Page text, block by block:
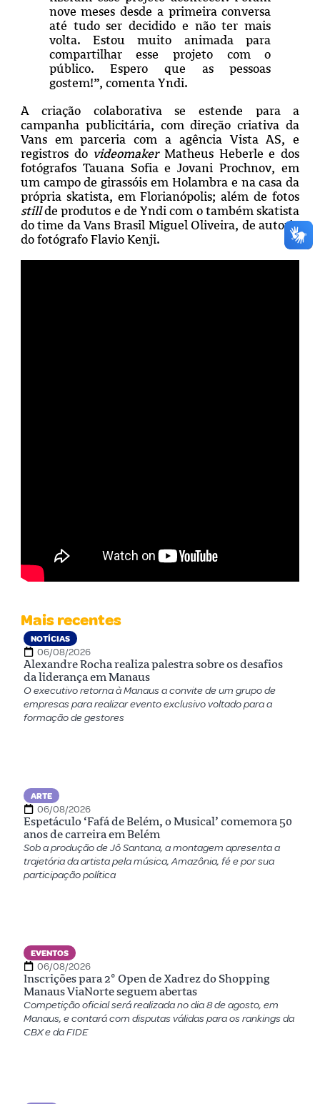
nove meses desde a primeira conversa
até tudo ser decidido e não ter mais
volta. Estou muito animada para
compartilhar esse projeto com o
público. Espero que as pessoas
gostem!”, comenta Yndi.
A criação colaborativa se estende para a
campanha publicitária, com direção criativa da
Vans em parceria com a agência Vista AS, e
registros do videomakerMatheus Heberle e dos
fotógrafos Tauana Sofia e Jovani Prochnov, em
um campo de girassóis em Holambra e na casa da
própria skatista, em Florianópolis; além de fotos
stillde produtos e de Yndi com o também skatista
do time da Vans Brasil Miguel Oliveira, de autoria
do fotógrafo Flavio Kenji.
Mais recentes
NOTÍCIAS
06/08/2026
Alexandre Rocha realiza palestra sobre os desafios
da liderança em Manaus
O executivo retorna à Manaus a convite de um grupo de
empresas para realizar evento exclusivo voltado para a
formação de gestores
ARTE
06/08/2026
Espetáculo ‘Fafá de Belém, o Musical’ comemora 50
anos de carreira em Belém
Sob a produção de Jô Santana, a montagem apresenta a
trajetória da artista pela música, Amazônia, fé e por sua
participação política
EVENTOS
06/08/2026
Inscrições para 2º Open de Xadrez do Shopping
Manaus ViaNorte seguem abertas
Competição oficial será realizada no dia 8 de agosto, em
Manaus, e contará com disputas válidas para os rankings da
CBX e da FIDE